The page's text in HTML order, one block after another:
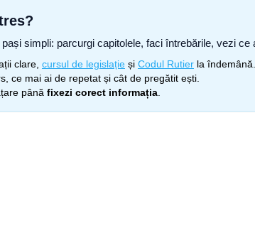
simpli: parcurgi capitolele, faci întrebările, vezi
clare, cursul de legislație și Codul Rutier la îndemână.
ce mai ai de repetat și cât de pregătit ești.
până fixezi corect informația